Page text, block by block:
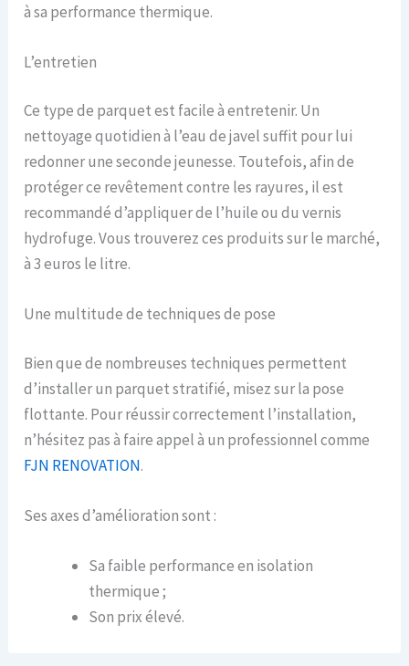
à sa performance thermique.
L’entretien
Ce type de parquet est facile à entretenir. Un
nettoyage quotidien à l’eau de javel suffit pour lui
redonner une seconde jeunesse. Toutefois, afin de
protéger ce revêtement contre les rayures, il est
recommandé d’appliquer de l’huile ou du vernis
hydrofuge. Vous trouverez ces produits sur le marché,
à 3 euros le litre.
Une multitude de techniques de pose
Bien que de nombreuses techniques permettent
d’installer un parquet stratifié, misez sur la pose
flottante. Pour réussir correctement l’installation,
n’hésitez pas à faire appel à un professionnel comme
FJN RENOVATION.
Ses axes d’amélioration sont :
Sa faible performance en isolation
thermique ;
Son prix élevé.